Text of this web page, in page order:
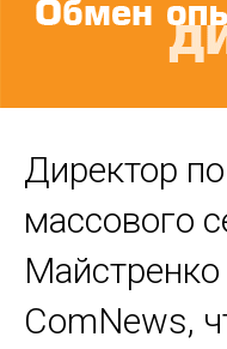
Директор
массового
Майстренко
ComNews,